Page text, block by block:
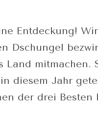
Entdeckung!
Dschungel
Land mitmachen.
diesem Jahr
der drei Besten